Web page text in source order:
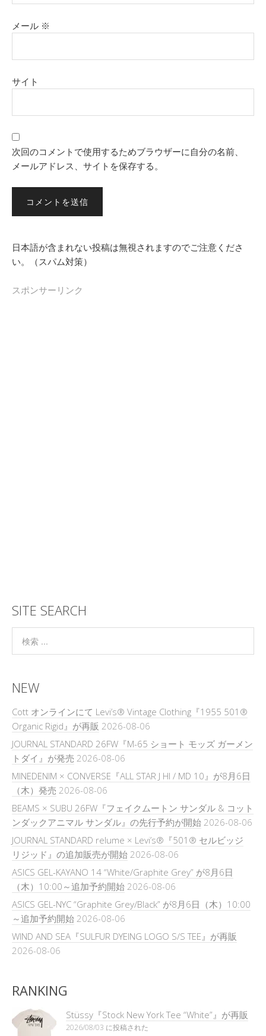
メール ※
サイト
次回のコメントで使用するためブラウザーに自分の名前、
メールアドレス、サイトを保存する。
日本語が含まれない投稿は無視されますのでご注意くださ
い。（スパム対策）
スポンサーリンク
SITE SEARCH
NEW
Cott オンラインにて Levi’s® Vintage Clothing『1955 501®
Organic Rigid』が再販 2026-08-06
JOURNAL STANDARD 26FW『M-65 ショート モッズ ガーメン
トダイ』が発売 2026-08-06
MINEDENIM × CONVERSE『ALL STAR J HI / MD 10』が8月6日
（木）発売 2026-08-06
BEAMS × SUBU 26FW『フェイクムートン サンダル & コット
ンダックアニマル サンダル』の先行予約が開始 2026-08-06
JOURNAL STANDARD relume × Levi’s®『501® セルビッジ
リジッド』の追加販売が開始 2026-08-06
ASICS GEL-KAYANO 14 “White/Graphite Grey” が8月6日
（木）10:00～追加予約開始 2026-08-06
ASICS GEL-NYC “Graphite Grey/Black” が8月6日（木）10:00
～追加予約開始 2026-08-06
WIND AND SEA『SULFUR DYEING LOGO S/S TEE』が再販
2026-08-06
RANKING
Stüssy『Stock New York Tee “White”』が再販
2026/08/03 に投稿された